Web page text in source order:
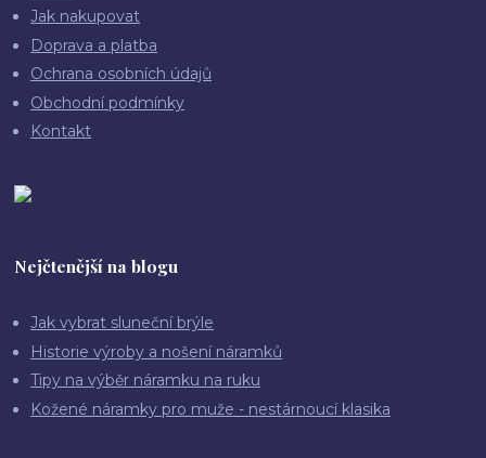
Jak nakupovat
Doprava a platba
Ochrana osobních údajů
Obchodní podmínky
Kontakt
Nejčtenější na blogu
Jak vybrat sluneční brýle
Historie výroby a nošení náramků
Tipy na výběr náramku na ruku
Kožené náramky pro muže - nestárnoucí klasika